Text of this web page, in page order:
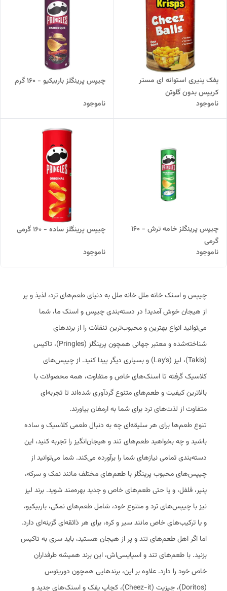
پفک پنیری استوانه ای مستر
کریپس بدون گلوتن
ناموجود
چیپس پرینگلز باربیکیو - 160 گرم
ناموجود
چیپس پرینگلز خامه ترش - 160
گرمی
ناموجود
چیپس پرینگلز ساده - 160 گرمی
ناموجود
چیپس و اسنک خانه ملل خانه ملل به دنیای طعم‌های ترد، لذیذ و پر
از هیجان خوش آمدید! در دسته‌بندی چیپس و اسنک ما، شما
می‌توانید انواع بهترین و محبوب‌ترین تنقلات را از برندهای
شناخته‌شده و معتبر جهانی همچون پرینگلز (Pringles)، تاکیس
(Takis)، لیز (Lay's) و بسیاری دیگر پیدا کنید. از چیپس‌های
کلاسیک گرفته تا اسنک‌های خاص و متفاوت، همه محصولات با
بالاترین کیفیت و طعم‌های متنوع گردآوری شده‌اند تا تجربه‌ای
متفاوت از لذت‌های ترد برای شما به ارمغان بیاورند.
تنوع طعم‌ها برای هر سلیقه‌ای چه به دنبال طعمی کلاسیک و ساده
باشید و چه بخواهید طعم‌های تند و هیجان‌انگیز را تجربه کنید، این
دسته‌بندی تمامی نیازهای شما را برآورده می‌کند. شما می‌توانید از
چیپس‌های محبوب پرینگلز با طعم‌های مختلف مانند نمک و سرکه،
پنیر، فلفل، و یا حتی طعم‌های خاص و جدید بهره‌مند شوید. برند لیز
نیز با چیپس‌های ترد و متنوع خود، شامل طعم‌های نمکی، باربیکیو،
و یا ترکیب‌های خاص مانند سیر و کره، برای هر ذائقه‌ای گزینه‌ای دارد.
اما اگر اهل طعم‌های تند و پر از هیجان هستید، باید سری به تاکیس
بزنید. با طعم‌های تند و اسپایسی‌اش، این برند همیشه طرفداران
خاص خود را دارد. علاوه بر این، برندهایی همچون دوریتوس
(Doritos)، چیزیت (Cheez-it)، کچاپ پفک و اسنک‌های جدید و